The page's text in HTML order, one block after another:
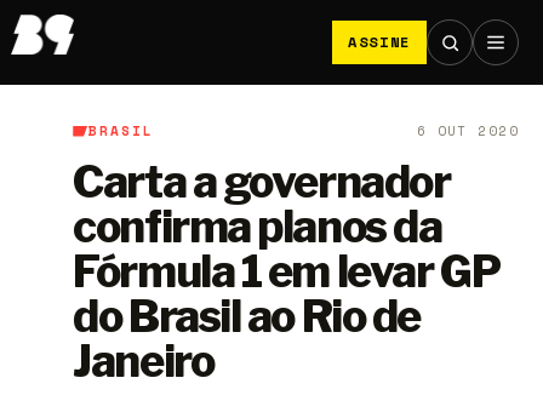
ASSINE
B9/Brasil
BRASIL 6 OUT 2020
Carta a governador
confirma planos da
Fórmula 1 em levar GP
do Brasil ao Rio de
Janeiro